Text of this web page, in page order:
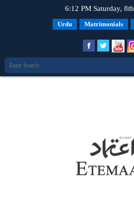
6:12 PM Saturday,
Urdu Matrimonials